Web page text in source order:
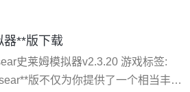
、**配法就是，冰（炎）雷风斩吸
地击）。雷斩风必备。推荐勇猛吸
无双。特殊属*，天舞*爆*推荐。分
要占一个格子。 3
器**版下载
史莱姆模拟器v2.3.20 游戏标签:
版不仅为你提供了一个相当丰富